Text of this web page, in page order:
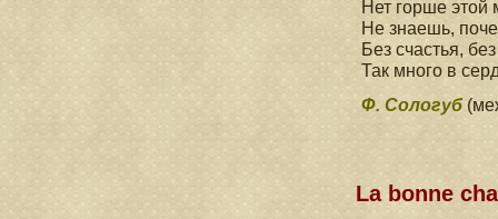
Нет горше этой
Не знаешь,
Без счастья,
Так много в
Ф. Сологуб
La bonne